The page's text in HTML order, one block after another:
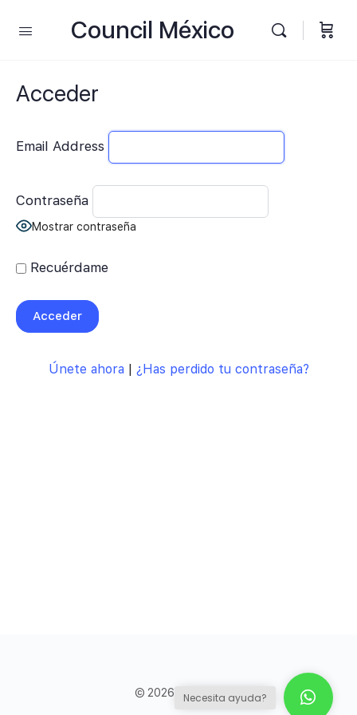
Council México
Acceder
Email Address
Contraseña
Mostrar contraseña
Recuérdame
Únete ahora | ¿Has perdido tu contraseña?
© 2026 - CouncilNecesita ayuda?